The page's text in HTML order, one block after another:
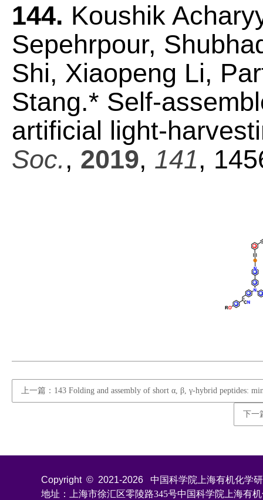
144. Koushik
Sepehrpour,
Shi, Xiaopeng Li,
Stang.* Self-
artificial light-
Soc., 2019, 141,
上一篇：143 Folding and assembly of short α, β, γ-hybrid peptides:
下一
Copyright © 2021-2026
中国科学院上海有机化学
地址：上海市徐汇区零陵路345号中国科学院上海有